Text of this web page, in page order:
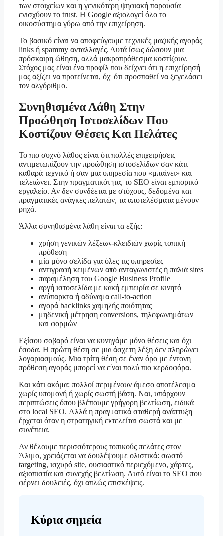
των στοιχείων και η γενικότερη ψηφιακή παρουσία
ενισχύουν το trust. Η Google αξιολογεί όλο το
οικοσύστημα γύρω από την επιχείρηση.
Το βασικό είναι να αποφεύγουμε τεχνικές μαζικής αγοράς
links ή spammy ανταλλαγές. Αυτά ίσως δώσουν μια
πρόσκαιρη ώθηση, αλλά μακροπρόθεσμα κοστίζουν.
Στόχος μας είναι ένα προφίλ που δείχνει ότι η επιχείρησή
μας αξίζει να προτείνεται, όχι ότι προσπαθεί να ξεγελάσει
τον αλγόριθμο.
Συνηθισμένα Λάθη Στην
Προώθηση Ιστοσελίδων Που
Κοστίζουν Θέσεις Και Πελάτες
Το πιο συχνό λάθος είναι ότι πολλές επιχειρήσεις
αντιμετωπίζουν την προώθηση ιστοσελίδων σαν κάτι
καθαρά τεχνικό ή σαν μια υπηρεσία που «μπαίνει» και
τελειώνει. Στην πραγματικότητα, το SEO είναι εμπορικό
εργαλείο. Αν δεν συνδέεται με στόχους, δεδομένα και
πραγματικές ανάγκες πελατών, τα αποτελέσματα μένουν
ρηχά.
Άλλα συνηθισμένα λάθη είναι τα εξής:
χρήση γενικών λέξεων-κλειδιών χωρίς τοπική
πρόθεση
μία μόνο σελίδα για όλες τις υπηρεσίες
αντιγραφή κειμένων από ανταγωνιστές ή παλιά sites
παραμέληση του Google Business Profile
αργή ιστοσελίδα με κακή εμπειρία σε κινητό
ανύπαρκτα ή αδύναμα call-to-action
αγορά backlinks χαμηλής ποιότητας
μηδενική μέτρηση conversions, τηλεφωνημάτων
και φορμών
Εξίσου σοβαρό είναι να κυνηγάμε μόνο θέσεις και όχι
έσοδα. Η πρώτη θέση σε μια άσχετη λέξη δεν πληρώνει
λογαριασμούς. Μια τρίτη θέση σε έναν όρο με έντονη
πρόθεση αγοράς μπορεί να είναι πολύ πιο κερδοφόρα.
Και κάτι ακόμα: πολλοί περιμένουν άμεσο αποτέλεσμα
χωρίς υπομονή ή χωρίς σωστή βάση. Ναι, υπάρχουν
περιπτώσεις όπου βλέπουμε γρήγορη βελτίωση, ειδικά
στο local SEO. Αλλά η πραγματικά σταθερή ανάπτυξη
έρχεται όταν η στρατηγική εκτελείται σωστά και με
συνέπεια.
Αν θέλουμε περισσότερους τοπικούς πελάτες στον
Άλιμο, χρειάζεται να δουλέψουμε ολιστικά: σωστό
targeting, ισχυρό site, ουσιαστικό περιεχόμενο, χάρτες,
αξιοπιστία και συνεχής βελτίωση. Αυτό είναι το SEO που
φέρνει δουλειές, όχι απλώς επισκέψεις.
Κύρια σημεία